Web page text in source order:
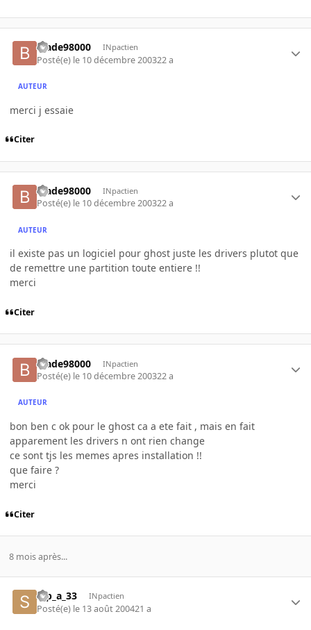
blade98000 INpactien
Posté(e) le 10 décembre 200322 a
AUTEUR
merci j essaie
Citer
blade98000 INpactien
Posté(e) le 10 décembre 200322 a
AUTEUR
il existe pas un logiciel pour ghost juste les drivers plutot que
de remettre une partition toute entiere !!
merci
Citer
blade98000 INpactien
Posté(e) le 10 décembre 200322 a
AUTEUR
bon ben c ok pour le ghost ca a ete fait , mais en fait
apparement les drivers n ont rien change
ce sont tjs les memes apres installation !!
que faire ?
merci
Citer
8 mois après...
s_p_a_33 INpactien
Posté(e) le 13 août 200421 a